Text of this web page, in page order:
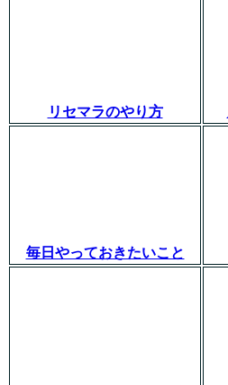
リセマラのやり方
毎日やっておきたいこと